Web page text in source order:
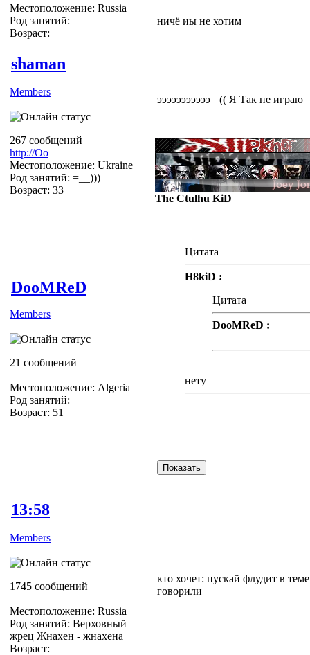
Местоположение: Russia
Род занятий:
Возраст:
ничё иы не хотим
shaman
Members
267 сообщений
http://Оо
Местоположение: Ukraine
Род занятий: =__)))
Возраст: 33
эээээээээээ =(( Я Так не
The Ctulhu KiD
DooMReD
Members
21 сообщений
Местоположение: Algeria
Род занятий:
Возраст: 51
Цитата
H8kiD :
Цитата
DooMReD :
нету
13:58
Members
1745 сообщений
Местоположение: Russia
Род занятий: Верховный
жрец Жнахен - жнахена
Возраст:
кто хочет: пускай флудит в
говорили